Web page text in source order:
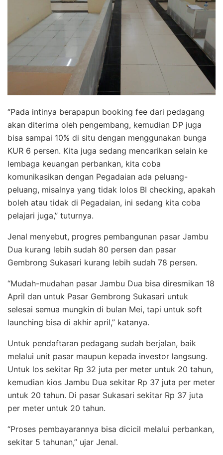
“Pada intinya berapapun booking fee dari pedagang
akan diterima oleh pengembang, kemudian DP juga
bisa sampai 10% di situ dengan menggunakan bunga
KUR 6 persen. Kita juga sedang mencarikan selain ke
lembaga keuangan perbankan, kita coba
komunikasikan dengan Pegadaian ada peluang-
peluang, misalnya yang tidak lolos BI checking, apakah
boleh atau tidak di Pegadaian, ini sedang kita coba
pelajari juga,” tuturnya.
Jenal menyebut, progres pembangunan pasar Jambu
Dua kurang lebih sudah 80 persen dan pasar
Gembrong Sukasari kurang lebih sudah 78 persen.
“Mudah-mudahan pasar Jambu Dua bisa diresmikan 18
April dan untuk Pasar Gembrong Sukasari untuk
selesai semua mungkin di bulan Mei, tapi untuk soft
launching bisa di akhir april,” katanya.
Untuk pendaftaran pedagang sudah berjalan, baik
melalui unit pasar maupun kepada investor langsung.
Untuk los sekitar Rp 32 juta per meter untuk 20 tahun,
kemudian kios Jambu Dua sekitar Rp 37 juta per meter
untuk 20 tahun. Di pasar Sukasari sekitar Rp 37 juta
per meter untuk 20 tahun.
“Proses pembayarannya bisa dicicil melalui perbankan,
sekitar 5 tahunan,” ujar Jenal.